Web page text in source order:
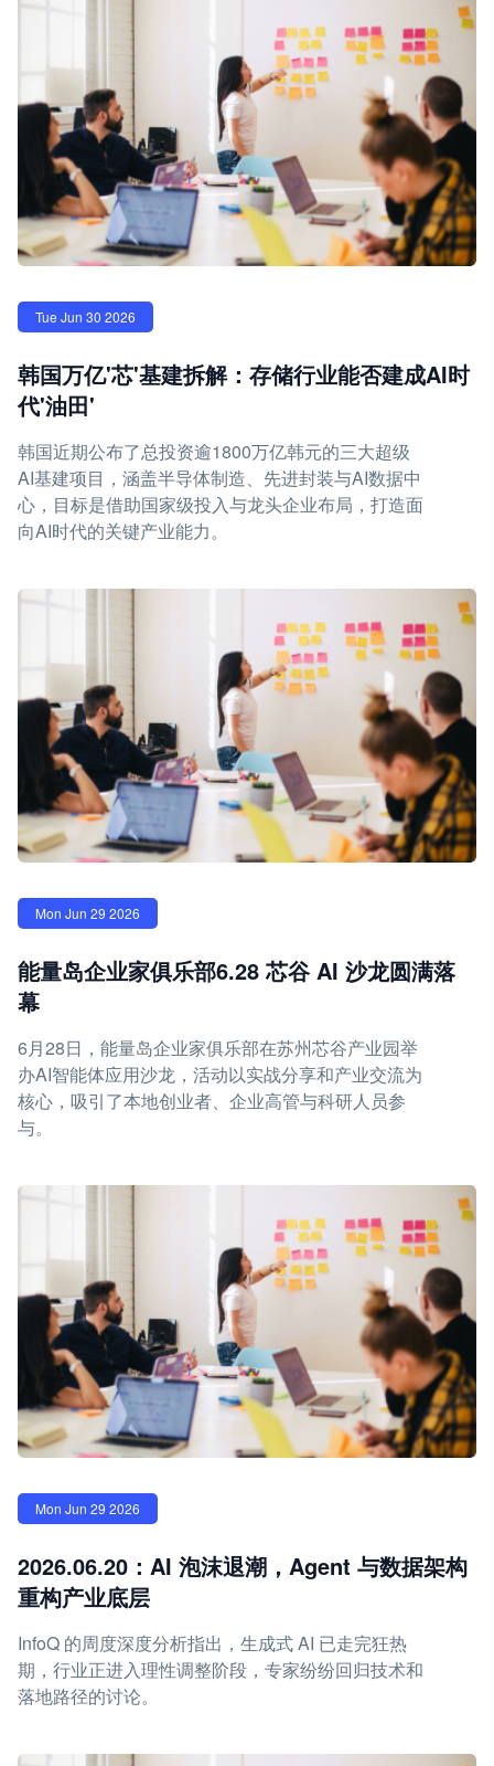
Tue Jun 30 2026
韩国万亿'芯'基建拆解：存储行业能否建成AI时
代'油田'
韩国近期公布了总投资逾1800万亿韩元的三大超级
AI基建项目，涵盖半导体制造、先进封装与AI数据中
心，目标是借助国家级投入与龙头企业布局，打造面
向AI时代的关键产业能力。
Mon Jun 29 2026
能量岛企业家俱乐部6.28 芯谷 AI 沙龙圆满落
幕
6月28日，能量岛企业家俱乐部在苏州芯谷产业园举
办AI智能体应用沙龙，活动以实战分享和产业交流为
核心，吸引了本地创业者、企业高管与科研人员参
与。
Mon Jun 29 2026
2026.06.20：AI 泡沫退潮，Agent 与数据架构
重构产业底层
InfoQ 的周度深度分析指出，生成式 AI 已走完狂热
期，行业正进入理性调整阶段，专家纷纷回归技术和
落地路径的讨论。